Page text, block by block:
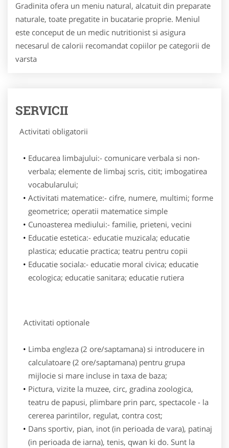
Gradinita ofera un meniu natural, alcatuit din preparate
naturale, toate pregatite in bucatarie proprie. Meniul
este conceput de un medic nutritionist si asigura
necesarul de calorii recomandat copiilor pe categorii de
varsta
SERVICII
Activitati obligatorii
Educarea limbajului:- comunicare verbala si non-
verbala; elemente de limbaj scris, citit; imbogatirea
vocabularului;
Activitati matematice:- cifre, numere, multimi; forme
geometrice; operatii matematice simple
Cunoasterea mediului:- familie, prieteni, vecini
Educatie estetica:- educatie muzicala; educatie
plastica; educatie practica; teatru pentru copii
Educatie sociala:- educatie moral civica; educatie
ecologica; educatie sanitara; educatie rutiera
Activitati optionale
Limba engleza (2 ore/saptamana) si introducere in
calculatoare (2 ore/saptamana) pentru grupa
mijlocie si mare incluse in taxa de baza;
Pictura, vizite la muzee, circ, gradina zoologica,
teatru de papusi, plimbare prin parc, spectacole - la
cererea parintilor, regulat, contra cost;
Dans sportiv, pian, inot (in perioada de vara), patinaj
(in perioada de iarna), tenis, qwan ki do. Sunt la